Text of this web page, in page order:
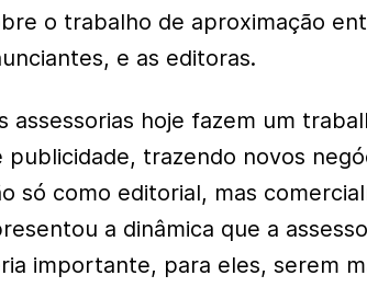
o trabalho de aproximação
e as editoras.
assessorias hoje fazem um
publicidade, trazendo novos
só como editorial, mas
a dinâmica que a
importante, para eles, serem